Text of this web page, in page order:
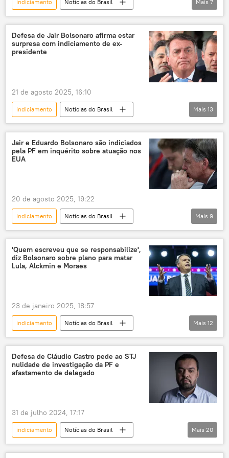
Supremo Tribunal Federal (STF)
indiciamento
Notícias do Brasil
Jair Bolsonaro
Alexandre de Moraes
Argentina
Polícia Federal (PF)
Supremo Tribunal Federal (STF)
asilo político
Mais 7
Defesa de Jair Bolsonaro afirma estar
surpresa com indiciamento de ex-
presidente
21 de agosto 2025, 16:10
indiciamento
Notícias do Brasil
Donald Trump
Jair Bolsonaro
Eduardo Bolsonaro
Estados Unidos
Brasil
Polícia Federal (PF)
intervenção externa
interferência
Mais 13
Jair e Eduardo Bolsonaro são indiciados
pela PF em inquérito sobre atuação nos
EUA
20 de agosto 2025, 19:22
indiciamento
Notícias do Brasil
Eduardo Bolsonaro
Estados Unidos
Polícia Federal (PF)
Jair Bolsonaro
Brasil
PGR
Mais 9
'Quem escreveu que se responsabilize',
diz Bolsonaro sobre plano para matar
Lula, Alckmin e Moraes
23 de janeiro 2025, 18:57
indiciamento
Notícias do Brasil
Américas
Jair Bolsonaro
Geraldo Alckmin
Alexandre de Moraes
Brasil
Estados Unidos
golpe de Estado
Mais 12
Defesa de Cláudio Castro pede ao STJ
nulidade de investigação da PF e
afastamento de delegado
31 de julho 2024, 17:17
indiciamento
Notícias do Brasil
Cláudio Castro
Rio de Janeiro
Mais 20